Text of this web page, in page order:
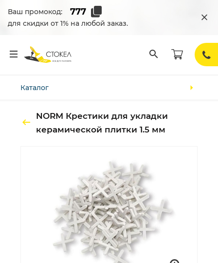
Ваш промокод:
для скидки от 1% на любой заказ.
Каталог
NORM Крестики для укладки
керамической плитки 1.5 мм